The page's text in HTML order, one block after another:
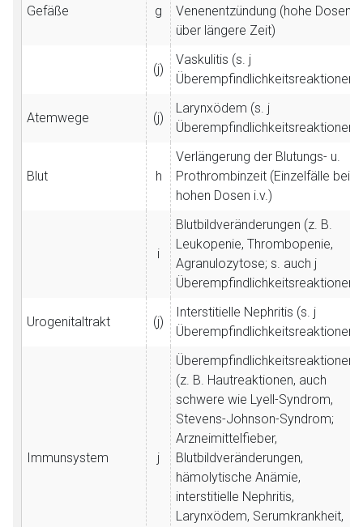
Gefäße g
Venenentzündung (hohe Dosen
über längere Zeit)
(j)
Vaskulitis (s. j
Überempfindlichkeitsreaktionen)
Atemwege (j)
Larynxödem (s. j
Überempfindlichkeitsreaktionen)
Blut h
Verlängerung der Blutungs- u.
Prothrombinzeit (Einzelfälle bei
hohen Dosen i.v.)
i
Blutbildveränderungen (z. B.
Leukopenie, Thrombopenie,
Agranulozytose; s. auch j
Überempfindlichkeitsreaktionen)
Urogenitaltrakt (j)
Interstitielle Nephritis (s. j
Überempfindlichkeitsreaktionen)
Immunsystem j
Überempfindlichkeitsreaktionen
(z. B. Hautreaktionen, auch
schwere wie Lyell-Syndrom,
Stevens-Johnson-Syndrom;
Arzneimittelfieber,
Blutbildveränderungen,
hämolytische Anämie,
interstitielle Nephritis,
Larynxödem, Serumkrankheit,